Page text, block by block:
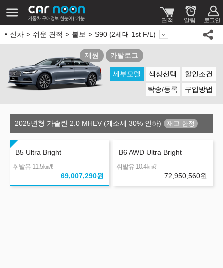
신차 쉬운 견적 볼보 S90 (2세대 1st F/L)
제원 카탈로그
세부모델 색상선택
할인조건
탁송/등록
구입방법
2025년형 가솔린 2.0 MHEV (개소세 30% 인하)
B5 Ultra Bright
휘발유 11.5㎞/ℓ
69,007,290원
B6 AWD Ultra Bright
휘발유 10.4㎞/ℓ
72,950,560원